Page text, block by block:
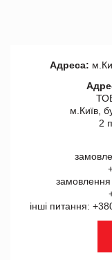
Адреса:
м.Київ,
2
інші питання: